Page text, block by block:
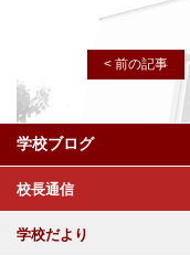
< 前の記事
学校ブログ
校長通信
学校だより